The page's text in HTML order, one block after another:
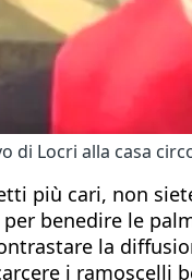
di Locri alla casa
più cari, non
benedire le
la
i ramoscelli